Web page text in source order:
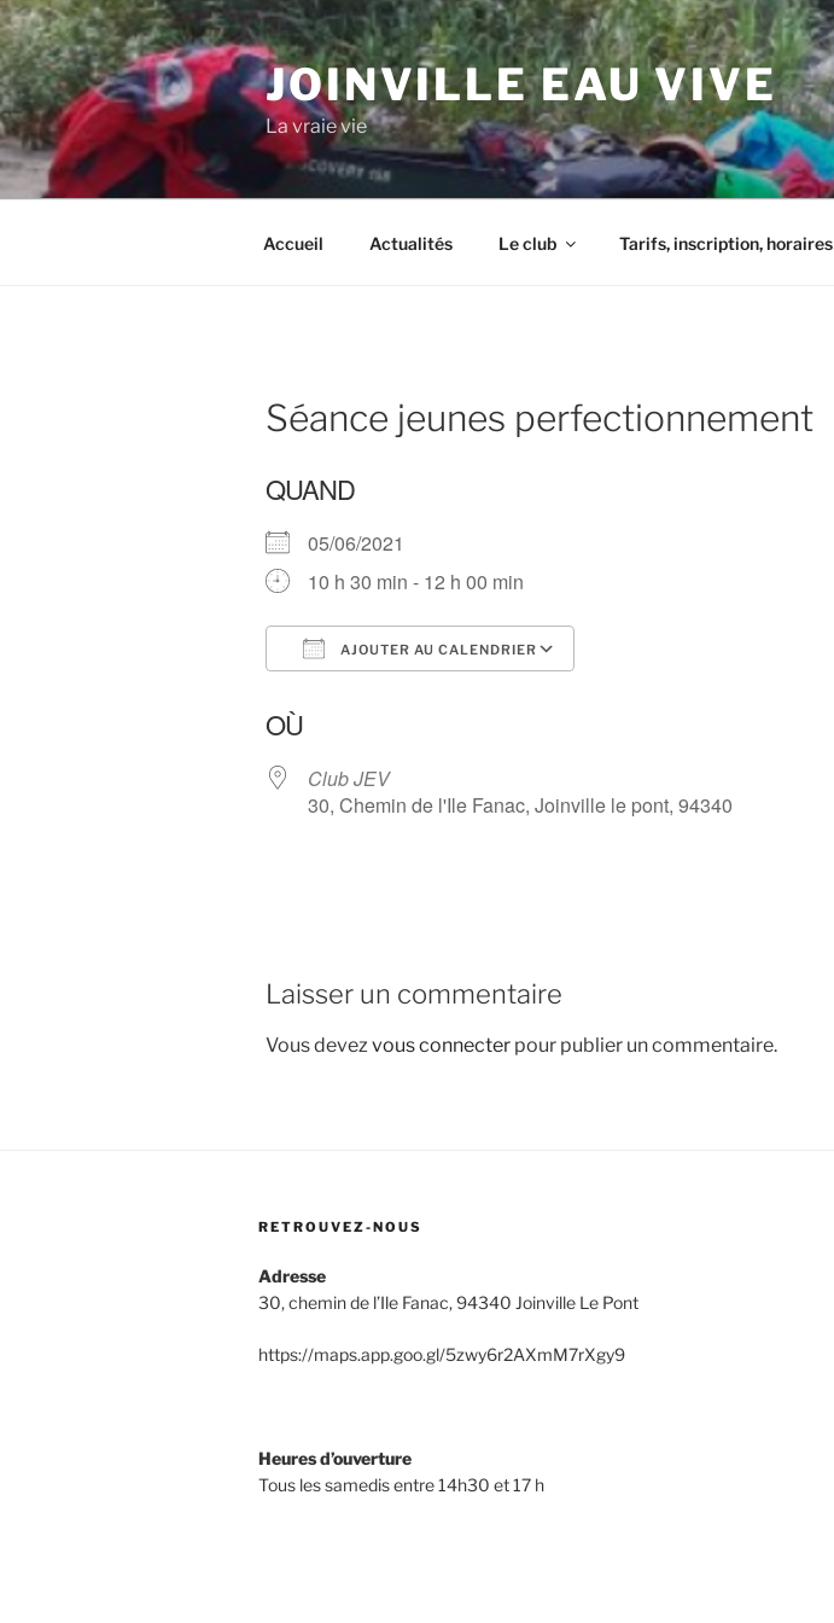
Aller
au
contenu
principal
JOINVILLE EAU VIVE
La vraie vie
Accueil Actualités Le club Tarifs, inscription, horaires
Séance jeunes perfectionnement
QUAND
05/06/2021
10 h 30 min - 12 h 00 min
AJOUTER AU CALENDRIER
OÙ
Club JEV
30, Chemin de l'Ile Fanac, Joinville le pont, 94340
Laisser un commentaire
Vous devezvous connecter pour publier un commentaire.
RETROUVEZ-NOUS
Adresse
30, chemin de l’Ile Fanac, 94340 Joinville Le Pont
https://maps.app.goo.gl/5zwy6r2AXmM7rXgy9
Heures d’ouverture
Tous les samedis entre 14h30 et 17 h